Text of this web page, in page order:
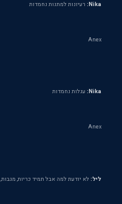
Nika: רעיונות למתנות נחמדות
Anex
Nika: עגלות נחמדות
Anex
ליל: לא יודעת למה אבל תמיד כריות, מגבות,